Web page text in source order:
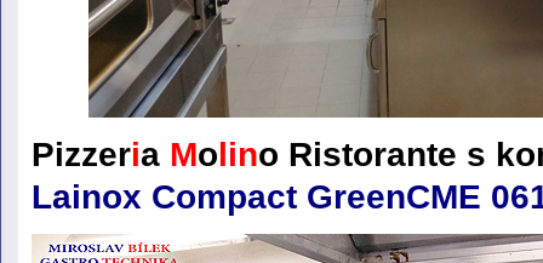
PizzeriaMolino Ristorante s
Lainox Compact GreenCME